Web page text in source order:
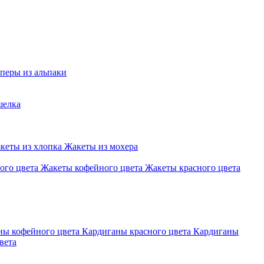
из альпаки
из хлопка Жакеты из мохера
цвета Жакеты кофейного цвета Жакеты красного цвета
кофейного цвета Кардиганы красного цвета Кардиганы